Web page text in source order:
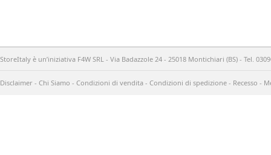
StoreItaly è un’iniziativa F4W SRL - Via Badazzole 24 - 25018 Montichiari (BS) - Tel.
Disclaimer - Chi Siamo - Condizioni di vendita - Condizioni di spedizione - Recesso -